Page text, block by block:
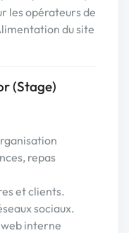
les opérateurs de
du site
(Stage)
repas
et clients.
sociaux.
interne